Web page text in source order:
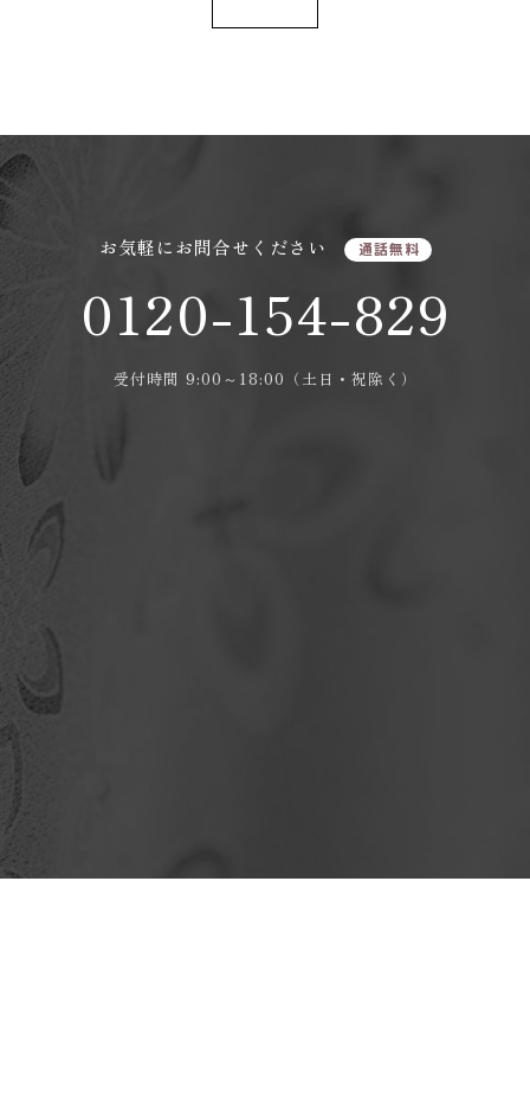
お気軽にお問合せください 通話無料
0120-154-829
受付時間 9:00～18:00（土日・祝除く）